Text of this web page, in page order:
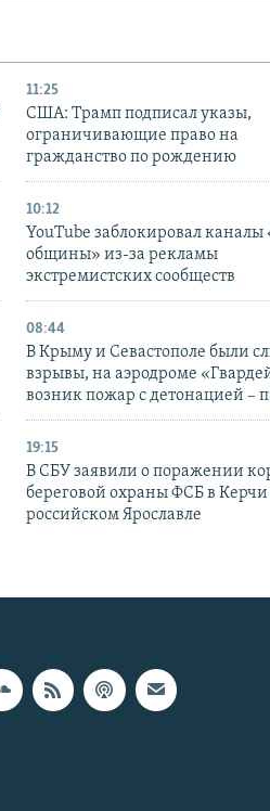
11:25
США: Трамп подписал указы,
ограничивающие право на
гражданство по рождению
10:12
YouTube заблокировал каналы
общины» из-за рекламы
экстремистских сообществ
08:44
В Крыму и Севастополе были
взрывы, на аэродроме
возник пожар с детонацией –
19:15
В СБУ заявили о поражении
береговой охраны ФСБ в
российском Ярославле